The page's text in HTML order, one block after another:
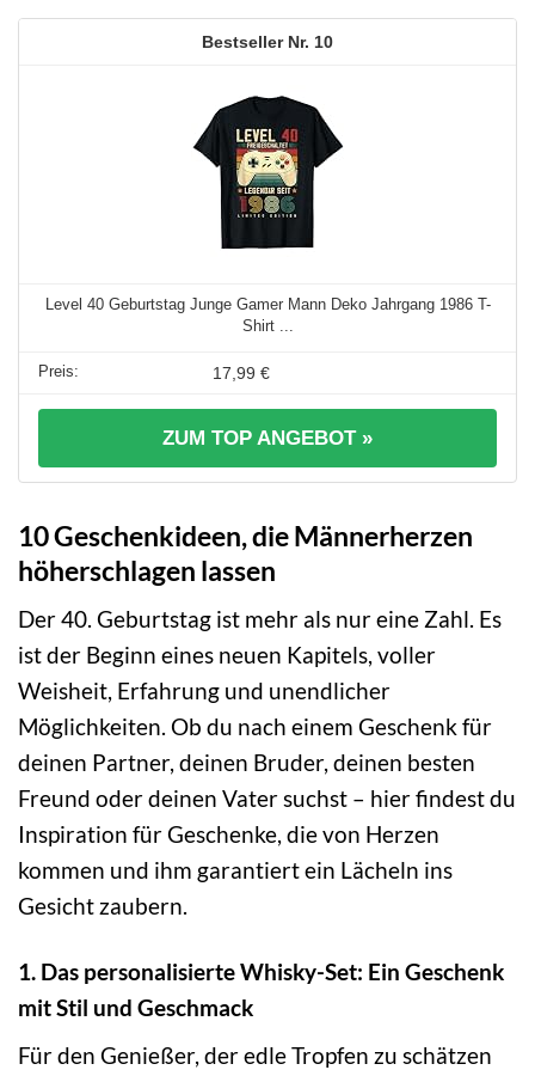
10
Level 40 Geburtstag Junge Gamer Mann Deko Jahrgang 1986 T-
Shirt ...
17,99 €
ZUM TOP ANGEBOT »
10 Geschenkideen, die Männerherzen
höherschlagen lassen
Der 40. Geburtstag ist mehr als nur eine Zahl. Es
ist der Beginn eines neuen Kapitels, voller
Weisheit, Erfahrung und unendlicher
Möglichkeiten. Ob du nach einem Geschenk für
deinen Partner, deinen Bruder, deinen besten
Freund oder deinen Vater suchst – hier findest du
Inspiration für Geschenke, die von Herzen
kommen und ihm garantiert ein Lächeln ins
Gesicht zaubern.
1. Das personalisierte Whisky-Set: Ein Geschenk
mit Stil und Geschmack
Für den Genießer, der edle Tropfen zu schätzen